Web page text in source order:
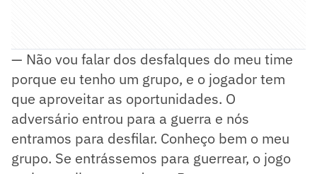
— Não vou falar dos desfalques do meu time
porque eu tenho um grupo, e o jogador tem
que aproveitar as oportunidades. O
adversário entrou para a guerra e nós
entramos para desfilar. Conheço bem o meu
grupo. Se entrássemos para guerrear, o jogo